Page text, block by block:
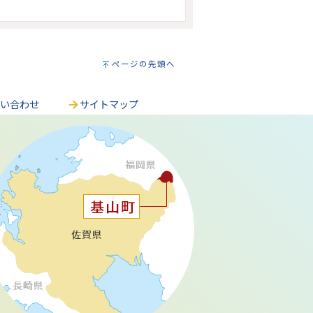
ページの先頭へ
合わせ サイトマップ